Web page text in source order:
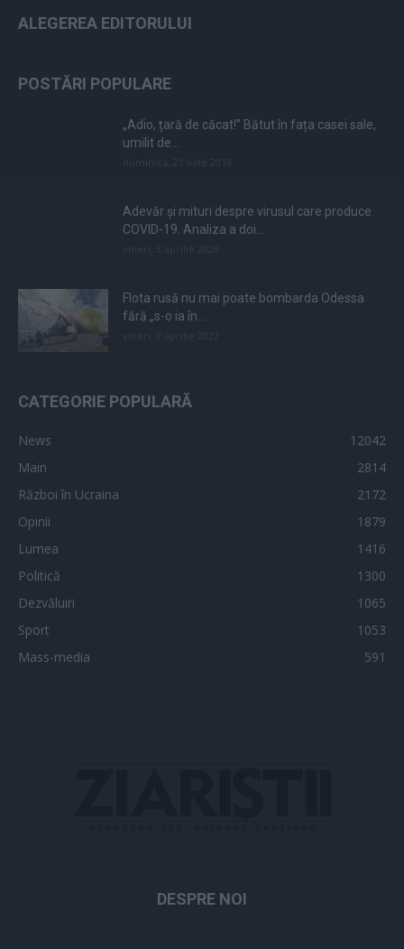
ALEGEREA EDITORULUI
POSTĂRI POPULARE
„Adio, țară de căcat!” Bătut în fața casei sale,
umilit de...
Adevăr și mituri despre virusul care produce
COVID-19. Analiza a doi...
Flota rusă nu mai poate bombarda Odessa
fără „s-o ia în...
CATEGORIE POPULARĂ
News
12042
Main
2814
Război în Ucraina
2172
Opinii
1879
Lumea
1416
Politică
1300
Dezvăluiri
1065
Sport
1053
Mass-media
591
DESPRE NOI